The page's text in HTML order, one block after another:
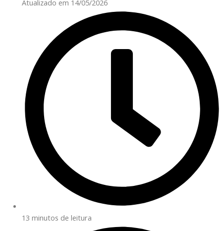
Atualizado em 14/05/2026
13 minutos de leitura